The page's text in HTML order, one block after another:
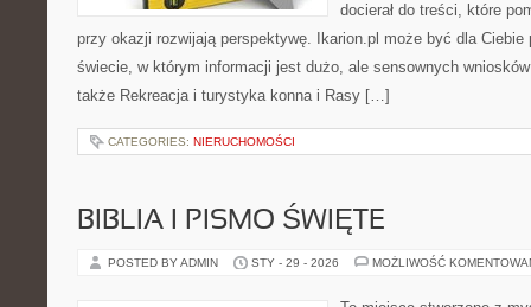
docierał do treści, które
przy okazji rozwijają perspektywę. Ikarion.pl może być dla Ciebie
świecie, w którym informacji jest dużo, ale sensownych
także Rekreacja i turystyka konna i Rasy […]
CATEGORIES: NIERUCHOMOŚCI
BIBLIA I PISMO ŚWIĘTE
POSTED BY ADMIN STY - 29 - 2026 MOŻLIWOŚĆ